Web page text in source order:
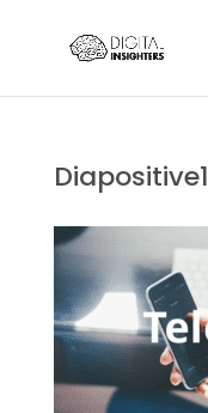
Diapositive1